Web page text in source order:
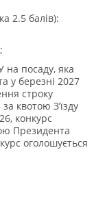
2.5 балів):
на посаду, яка
у березні 2027
строку
квотою З’їзду
конкурс
Президента
оголошується